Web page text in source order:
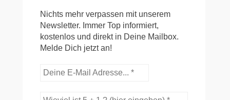
Nichts mehr verpassen mit unserem
Newsletter. Immer Top informiert,
kostenlos und direkt in Deine Mailbox.
Melde Dich jetzt an!